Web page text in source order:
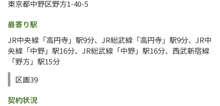
東京都中野区野方1-40-5
最寄り駅
JR中央線「高円寺」駅9分、JR総武線「高円寺」駅9分、JR中
央線「中野」駅16分、JR総武線「中野」駅16分、西武新宿線
「野方」駅15分
区画39
契約状況